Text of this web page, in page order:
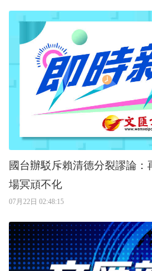
國台辦駁斥賴清德分裂謬論
場冥頑不化
07月22日 02:48:15